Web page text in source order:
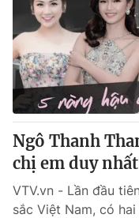
Ngô Thanh
chị em duy
VTV.vn - Lần đầu
sắc Việt Nam, có